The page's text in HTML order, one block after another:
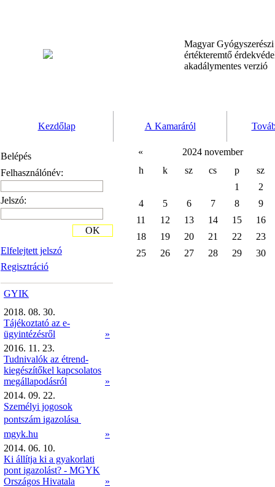
Magyar
értékteremtő
akadálymentes verzió
Kezdőlap A Kamaráról
Belépés
Felhasználónév:
Jelszó:
Elfelejtett jelszó
Regisztráció
OK
GYIK
2018. 08. 30.
Tájékoztató az e-
ügyintézésről
»
2016. 11. 23.
Tudnivalók az étrend-
kiegészítőkel kapcsolatos
megállapodásról
»
2014. 09. 22.
Személyi jogosok
pontszám igazolása 
mgyk.hu
»
2014. 06. 10.
Ki állítja ki a gyakorlati
pont igazolást? - MGYK
Országos Hivatala
»
«
2024 november
h
k sz cs p
sz
1
2
4
5 6 7 8
9
11
12 13 14 15
16
18
19 20 21 22
23
25
26 27 28 29 30